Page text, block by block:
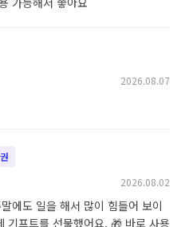
2026.08.07
2026.08.02
에도 일을 해서 많이 힘들어 보이
기프트를 선물했어요. 🎁 바로 사용